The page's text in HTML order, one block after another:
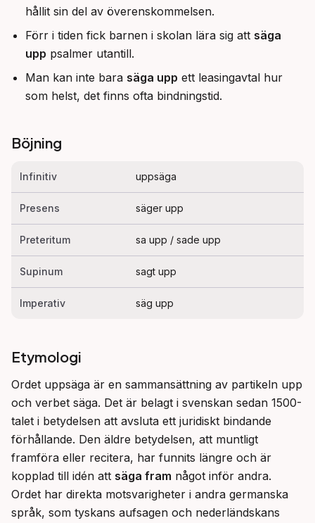
hållit sin del av överenskommelsen.
Förr i tiden fick barnen i skolan lära sig att säga
upp psalmer utantill.
Man kan inte bara säga upp ett leasingavtal hur
som helst, det finns ofta bindningstid.
Böjning
Infinitiv uppsäga
Presens säger upp
Preteritum sa upp / sade upp
Supinum sagt upp
Imperativ säg upp
Etymologi
Ordet uppsäga är en sammansättning av partikeln upp
och verbet säga. Det är belagt i svenskan sedan 1500-
talet i betydelsen att avsluta ett juridiskt bindande
förhållande. Den äldre betydelsen, att muntligt
framföra eller recitera, har funnits längre och är
kopplad till idén att säga fram något inför andra.
Ordet har direkta motsvarigheter i andra germanska
språk, som tyskans aufsagen och nederländskans